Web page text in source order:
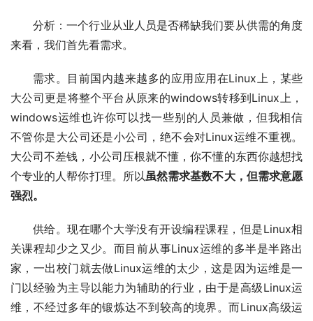
分析：一个行业从业人员是否稀缺我们要从供需的角度
来看，我们首先看需求。
需求。目前国内越来越多的应用应用在Linux上，某些
大公司更是将整个平台从原来的windows转移到Linux上，
windows运维也许你可以找一些别的人员兼做，但我相信
不管你是大公司还是小公司，绝不会对Linux运维不重视。
大公司不差钱，小公司压根就不懂，你不懂的东西你越想找
个专业的人帮你打理。所以虽然需求基数不大，但需求意愿
强烈。
供给。现在哪个大学没有开设编程课程，但是Linux相
关课程却少之又少。而目前从事Linux运维的多半是半路出
家，一出校门就去做Linux运维的太少，这是因为运维是一
门以经验为主导以能力为辅助的行业，由于是高级Linux运
维，不经过多年的锻炼达不到较高的境界。而Linux高级运